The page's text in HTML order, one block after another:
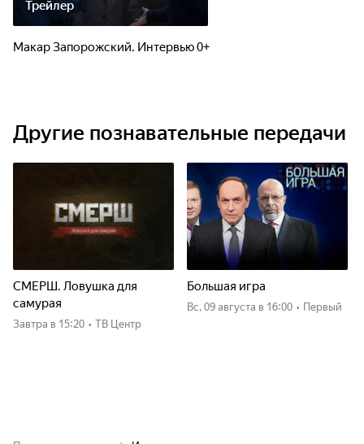
Трейлер
Макар Запорожский. Интервью 0+
Другие познавательные передачи
СМЕРШ. Ловушка для
самурая
Завтра в 15:20 • ТВ Центр
Большая игра
вс, 09 августа в 16:00 • Первый